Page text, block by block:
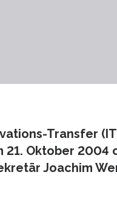
Transfer
21. Oktober 2004
Joachim